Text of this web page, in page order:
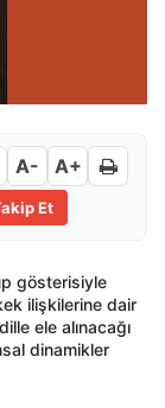
A- A+
Et
gösterisiyle
ilişkilerine dair
ele alınacağı
dinamikler